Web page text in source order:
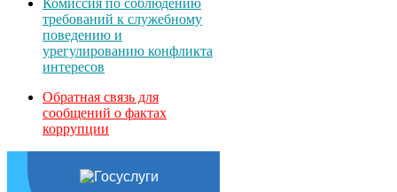
требований к служебному
поведению и
урегулированию конфликта
интересов
Обратная связь для
сообщений о фактах
коррупции